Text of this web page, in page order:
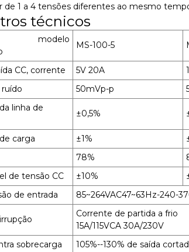
de 1 a 4 tensões diferentes ao mesmo
técnicos
modelo
MS-100-5
CC, corrente 5V 20A
50mVp-p
linha de
±0,5%
carga ±1%
78%
de tensão CC
±10%
de entrada
85~264VAC47~63Hz-240-
Corrente de partida a frio
15A/115VCA 30A/230V
sobrecarga
105%--130% de saída